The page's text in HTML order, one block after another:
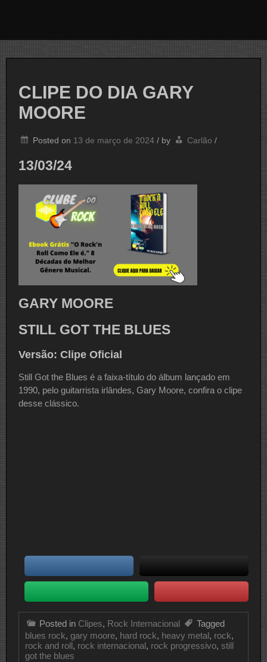
CLIPE DO DIA GARY
MOORE
Posted on 13 de março de 2024 / by Carlão /
13/03/24
GARY MOORE
STILL GOT THE BLUES
Versão: Clipe Oficial
Still Got the Blues é a faixa-título do álbum lançado em
1990, pelo guitarrista irlândes, Gary Moore, confira o clipe
desse clássico.
Posted in Clipes, Rock Internacional
Tagged
blues rock, gary moore, hard rock, heavy metal, rock,
rock and roll, rock internacional, rock progressivo, still
got the blues